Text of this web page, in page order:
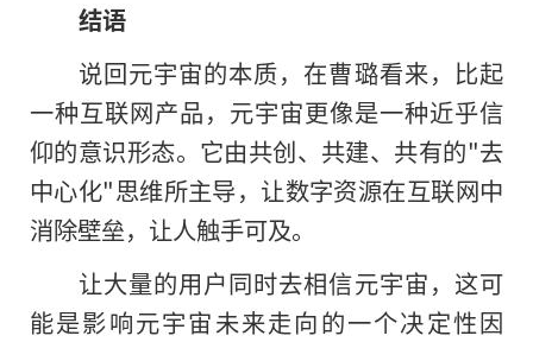
结语
说回元宇宙的本质，在曹璐看来，比起
一种互联网产品，元宇宙更像是一种近乎信
仰的意识形态。它由共创、共建、共有的"去
中心化"思维所主导，让数字资源在互联网中
消除壁垒，让人触手可及。
让大量的用户同时去相信元宇宙，这可
能是影响元宇宙未来走向的一个决定性因